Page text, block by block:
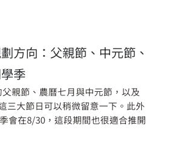
方向：父親節、中元節、
季
親節、農曆七月與中元節，以及
三大節日可以稍微留意一下。此外
會在8/30，這段期間也很適合推開